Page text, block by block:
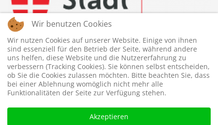
Wir benutzen Cookies
Wir nutzen Cookies auf unserer Website. Einige von ihnen
sind essenziell für den Betrieb der Seite, während andere
uns helfen, diese Website und die Nutzererfahrung zu
verbessern (Tracking Cookies). Sie können selbst entscheiden,
ob Sie die Cookies zulassen möchten. Bitte beachten Sie, dass
bei einer Ablehnung womöglich nicht mehr alle
Funktionalitäten der Seite zur Verfügung stehen.
Akzeptieren